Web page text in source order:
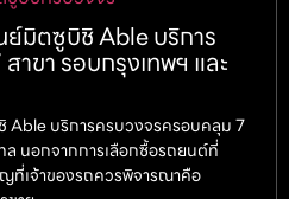
มิตซูบิชิ Able บริการ
ขา รอบกรุงเทพฯ และ
บริการครบวงจรครอบคลุม 7
นอกจากการเลือกซื้อรถยนต์ที่
ญที่เจ้าของรถควรพิจารณาคือ